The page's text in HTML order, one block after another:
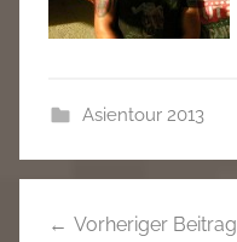
Asientour 2013
Vorheriger Beitrag